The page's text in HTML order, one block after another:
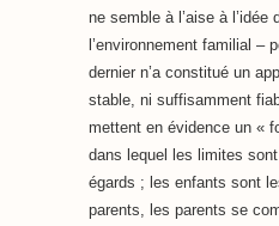
ne semble à l’aise à l’idée
l’environnement familial –
dernier n’a constitué un
stable, ni suffisamment
mettent en évidence un «
dans lequel les limites
égards ; les enfants sont
parents, les parents se